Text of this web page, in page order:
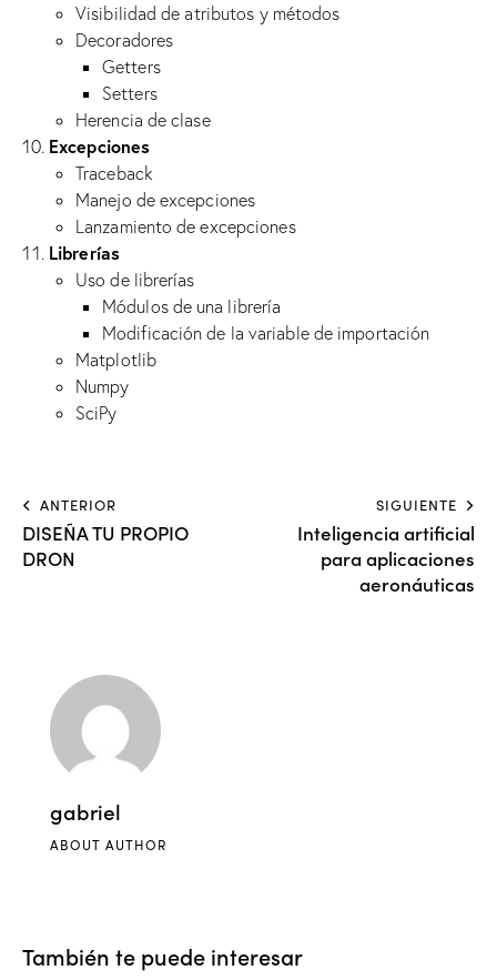
Visibilidad de atributos y métodos
Decoradores
Getters
Setters
Herencia de clase
Excepciones
Traceback
Manejo de excepciones
Lanzamiento de excepciones
Librerías
Uso de librerías
Módulos de una librería
Modificación de la variable de importación
Matplotlib
Numpy
SciPy
ANTERIOR
DISEÑA TU PROPIO
DRON
SIGUIENTE
Inteligencia artificial
para aplicaciones
aeronáuticas
gabriel
ABOUT AUTHOR
También te puede interesar